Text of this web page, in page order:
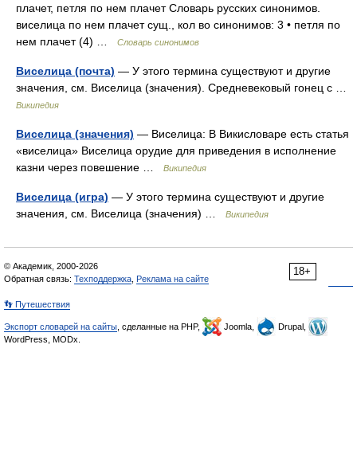
плачет, петля по нем плачет Словарь русских синонимов.
виселица по нем плачет сущ., кол во синонимов: 3 • петля по
нем плачет (4) …
Словарь синонимов
Виселица (почта) — У этого термина существуют и другие
значения, см. Виселица (значения). Средневековый гонец с …
Википедия
Виселица (значения) — Виселица: В Викисловаре есть статья
«виселица» Виселица орудие для приведения в исполнение
казни через повешение …
Википедия
Виселица (игра) — У этого термина существуют и другие
значения, см. Виселица (значения) …
Википедия
18+
© Академик, 2000-2026
Обратная связь: Техподдержка Реклама на сайте
👣 Путешествия
Экспорт словарей на сайты , сделанные на PHP, Joomla,
Drupal,
WordPress, MODx.